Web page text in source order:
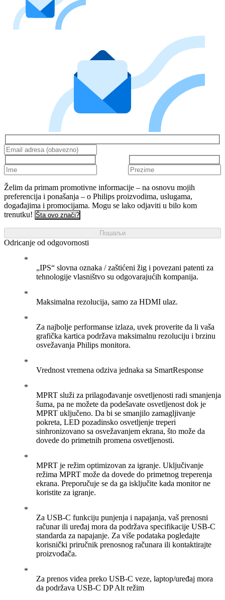
Želim da primam promotivne informacije – na osnovu mojih
preferencija i ponašanja – o Philips proizvodima, uslugama,
događajima i promocijama. Mogu se lako odjaviti u bilo kom
trenutku! Šta ovo znači?
Пошаљи
Odricanje od odgovornosti
„IPS“ slovna oznaka / zaštićeni žig i povezani patenti za
tehnologije vlasništvo su odgovarajućih kompanija.
Maksimalna rezolucija, samo za HDMI ulaz.
Za najbolje performanse izlaza, uvek proverite da li vaša
grafička kartica podržava maksimalnu rezoluciju i brzinu
osvežavanja Philips monitora.
Vrednost vremena odziva jednaka sa SmartResponse
MPRT služi za prilagođavanje osvetljenosti radi smanjenja
šuma, pa ne možete da podešavate osvetljenost dok je
MPRT uključeno. Da bi se smanjilo zamagljivanje
pokreta, LED pozadinsko osvetljenje treperi
sinhronizovano sa osvežavanjem ekrana, što može da
dovede do primetnih promena osvetljenosti.
MPRT je režim optimizovan za igranje. Uključivanje
režima MPRT može da dovede do primetnog treperenja
ekrana. Preporučuje se da ga isključite kada monitor ne
koristite za igranje.
Za USB-C funkciju punjenja i napajanja, vaš prenosni
računar ili uređaj mora da podržava specifikacije USB-C
standarda za napajanje. Za više podataka pogledajte
korisnički priručnik prenosnog računara ili kontaktirajte
proizvođača.
Za prenos videa preko USB-C veze, laptop/uređaj mora
da podržava USB-C DP Alt režim